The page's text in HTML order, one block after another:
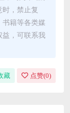
，禁止复
籍等各类媒
益，可联系我
藏 点赞(0)